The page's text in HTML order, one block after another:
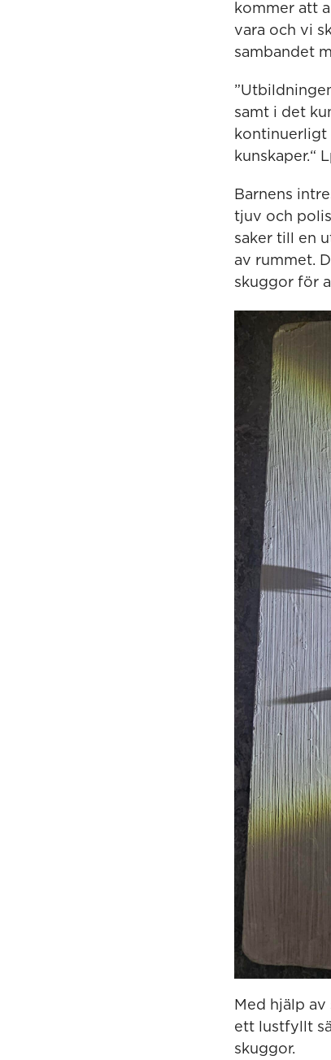
kommer att
vara och vi
sambandet
samt i det
kontinuerligt
kunskaper.“
Barnens
tjuv och
saker till en
av rummet.
skuggor för
Med hjälp
ett lustfyllt
skuggor.